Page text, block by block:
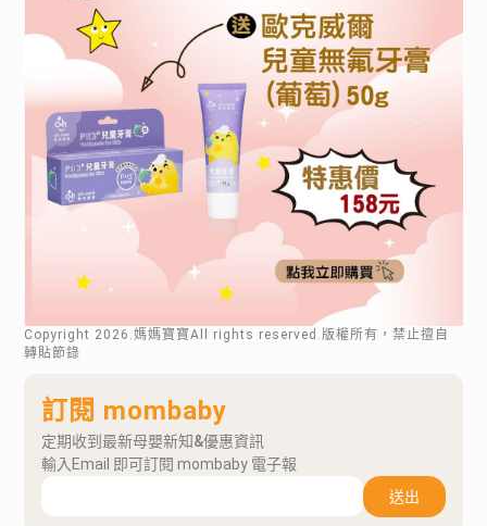
Copyright 2026 .媽媽寶寶All rights reserved.版權所有，禁止擅自
轉貼節錄
訂閱 mombaby
定期收到最新母嬰新知&優惠資訊
輸入Email 即可訂閱 mombaby 電子報
送出